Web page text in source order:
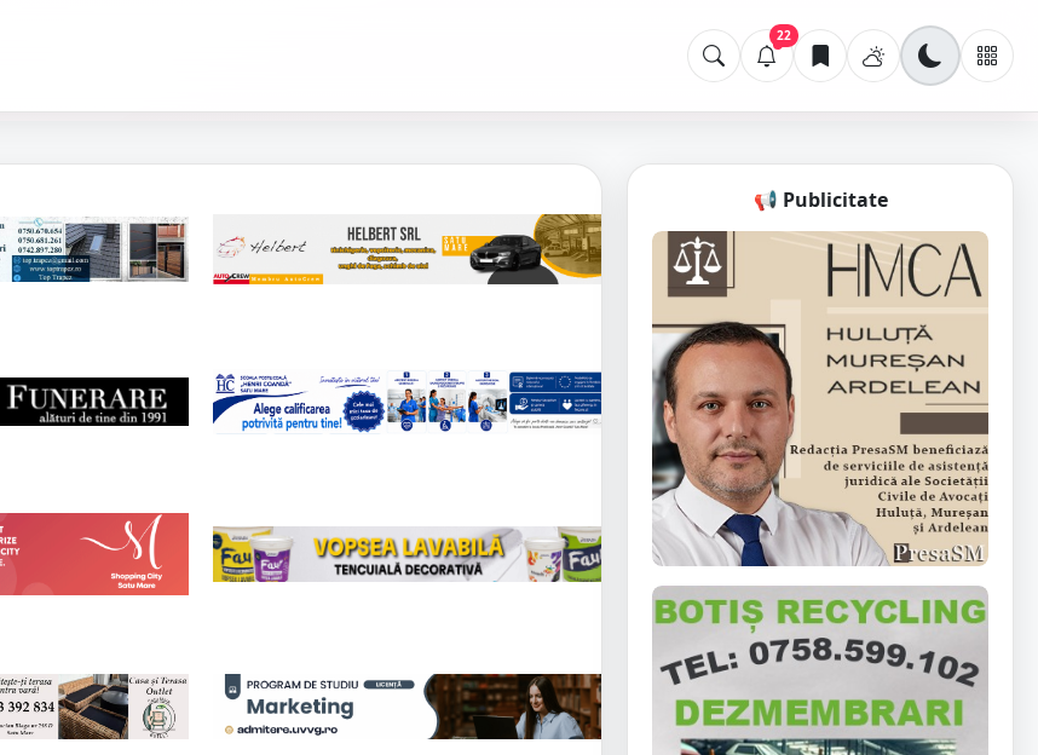
22
📢 Publicitate